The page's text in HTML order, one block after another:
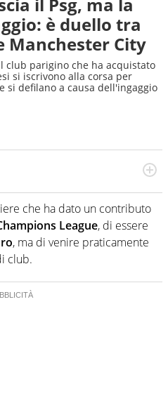
è duello tra
Manchester City
club parigino che ha acquistato
si iscrivono alla corsa per
si defilano a causa dell'ingaggio
mondo dello sport. Calcio,
ma anche tennis,
Sport i tifosi e gli appassionati
copertura completa e
di Virgilio Sport è formata da
abili sia nel gioco di
le notizie e le rilanciano
dal basso quando
che ha dato un contributo
League, di essere
, ma di venire praticamente
club.